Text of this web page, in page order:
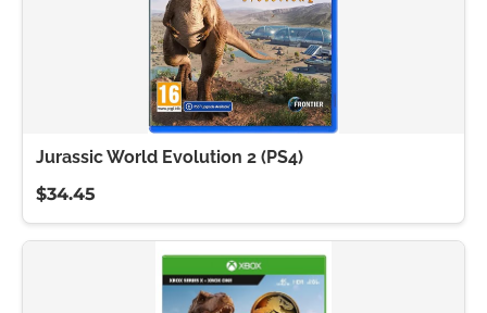
Jurassic World Evolution 2 (PS4)
$34.45